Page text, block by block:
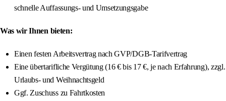
schnelle Auffassungs- und Umsetzungsgabe
Was wir Ihnen bieten:
Einen festen Arbeitsvertrag nach GVP/DGB-Tarifvertrag
Eine übertarifliche Vergütung (16 € bis 17 €, je nach Erfahrung), zzgl.
Urlaubs- und Weihnachtsgeld
Ggf. Zuschuss zu Fahrtkosten